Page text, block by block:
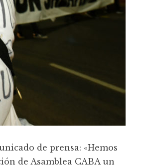
de prensa: «Hemos
de Asamblea CABA un